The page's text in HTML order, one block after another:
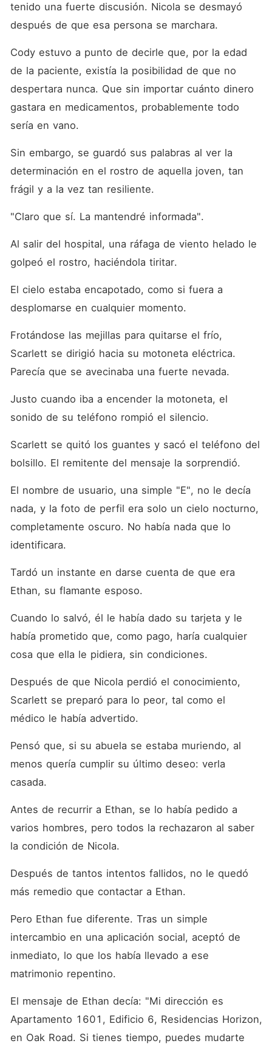
tenido una fuerte discusión. Nicola se desmayó
después de que esa persona se marchara.
Cody estuvo a punto de decirle que, por la edad
de la paciente, existía la posibilidad de que no
despertara nunca. Que sin importar cuánto dinero
gastara en medicamentos, probablemente todo
sería en vano.
Sin embargo, se guardó sus palabras al ver la
determinación en el rostro de aquella joven, tan
frágil y a la vez tan resiliente.
"Claro que sí. La mantendré informada".
Al salir del hospital, una ráfaga de viento helado le
golpeó el rostro, haciéndola tiritar.
El cielo estaba encapotado, como si fuera a
desplomarse en cualquier momento.
Frotándose las mejillas para quitarse el frío,
Scarlett se dirigió hacia su motoneta eléctrica.
Parecía que se avecinaba una fuerte nevada.
Justo cuando iba a encender la motoneta, el
sonido de su teléfono rompió el silencio.
Scarlett se quitó los guantes y sacó el teléfono del
bolsillo. El remitente del mensaje la sorprendió.
El nombre de usuario, una simple "E", no le decía
nada, y la foto de perfil era solo un cielo nocturno,
completamente oscuro. No había nada que lo
identificara.
Tardó un instante en darse cuenta de que era
Ethan, su flamante esposo.
Cuando lo salvó, él le había dado su tarjeta y le
había prometido que, como pago, haría cualquier
cosa que ella le pidiera, sin condiciones.
Después de que Nicola perdió el conocimiento,
Scarlett se preparó para lo peor, tal como el
médico le había advertido.
Pensó que, si su abuela se estaba muriendo, al
menos quería cumplir su último deseo: verla
casada.
Antes de recurrir a Ethan, se lo había pedido a
varios hombres, pero todos la rechazaron al saber
la condición de Nicola.
Después de tantos intentos fallidos, no le quedó
más remedio que contactar a Ethan.
Pero Ethan fue diferente. Tras un simple
intercambio en una aplicación social, aceptó de
inmediato, lo que los había llevado a ese
matrimonio repentino.
El mensaje de Ethan decía: "Mi dirección es
Apartamento 1601, Edificio 6, Residencias Horizon,
en Oak Road. Si tienes tiempo, puedes mudarte